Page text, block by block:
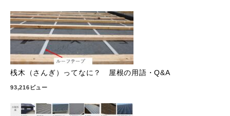
桟木（さんぎ）ってなに？ 屋根の用語・Q&A
93,216ビュー